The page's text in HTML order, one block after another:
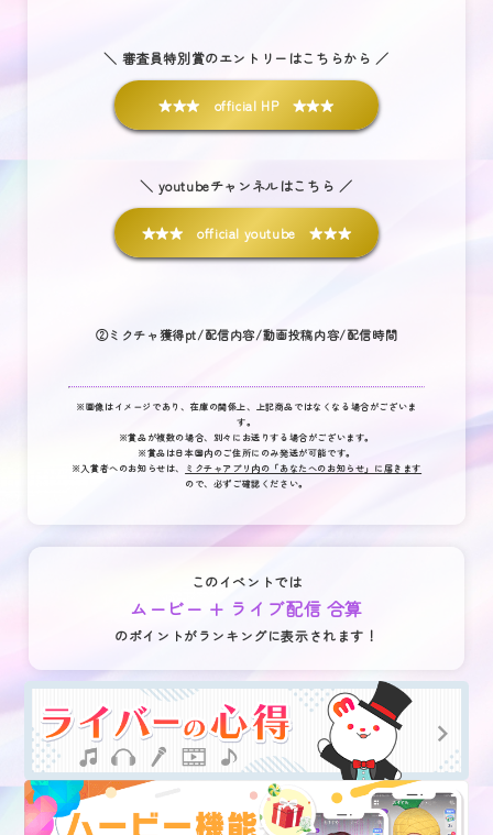
＼ 審査員特別賞のエントリーはこちらから ／
★★★ official HP ★★★
＼ youtubeチャンネルはこちら ／
★★★ official youtube ★★★
②ミクチャ獲得pt/配信内容/動画投稿内容/配信時間
※画像はイメージであり、在庫の関係上、上記商品ではなくなる場合がございま
す。
※賞品が複数の場合、別々にお送りする場合がございます。
※賞品は日本国内のご住所にのみ発送が可能です。
※入賞者へのお知らせは、
ミクチャアプリ内の「あなたへのお知らせ」に届きます
ので、必ずご確認ください。
このイベントでは
ムービー + ライブ配信 合算
のポイントがランキングに表示されます！